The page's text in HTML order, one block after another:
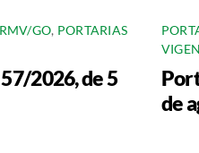
GO, PORTARIAS
2026, de 5
de